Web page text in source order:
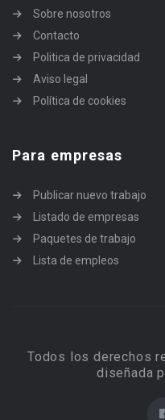
Sobre nosotros
Contacto
Politica de privacidad
Aviso legal
Política de cookies
Para empresas
Publicar nuevo trabajo
Listado de empresas
Paquetes de trabajo
Lista de empleos
Todos los derechos
diseñada